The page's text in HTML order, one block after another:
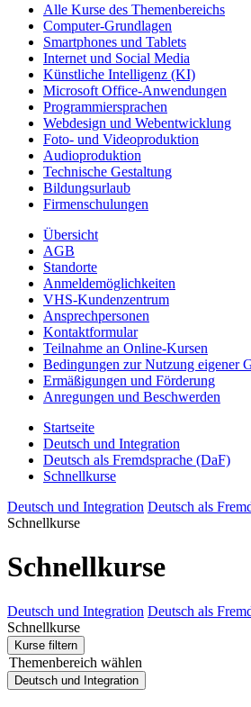
Alle Kurse des Themenbereichs
Computer-Grundlagen
Smartphones und Tablets
Internet und Social Media
Künstliche Intelligenz (KI)
Microsoft Office-Anwendungen
Programmiersprachen
Webdesign und Webentwicklung
Foto- und Videoproduktion
Audioproduktion
Technische Gestaltung
Bildungsurlaub
Firmenschulungen
Übersicht
AGB
Standorte
Anmeldemöglichkeiten
VHS-Kundenzentrum
Ansprechpersonen
Kontaktformular
Teilnahme an Online-Kursen
Bedingungen zur Nutzung eigener
Ermäßigungen und Förderung
Anregungen und Beschwerden
Startseite
Deutsch und Integration
Deutsch als Fremdsprache (DaF)
Schnellkurse
Deutsch und Integration Deutsch als
Schnellkurse
Schnellkurse
Deutsch und Integration Deutsch als
Schnellkurse
Kurse filtern
Themenbereich wählen
Deutsch und Integration